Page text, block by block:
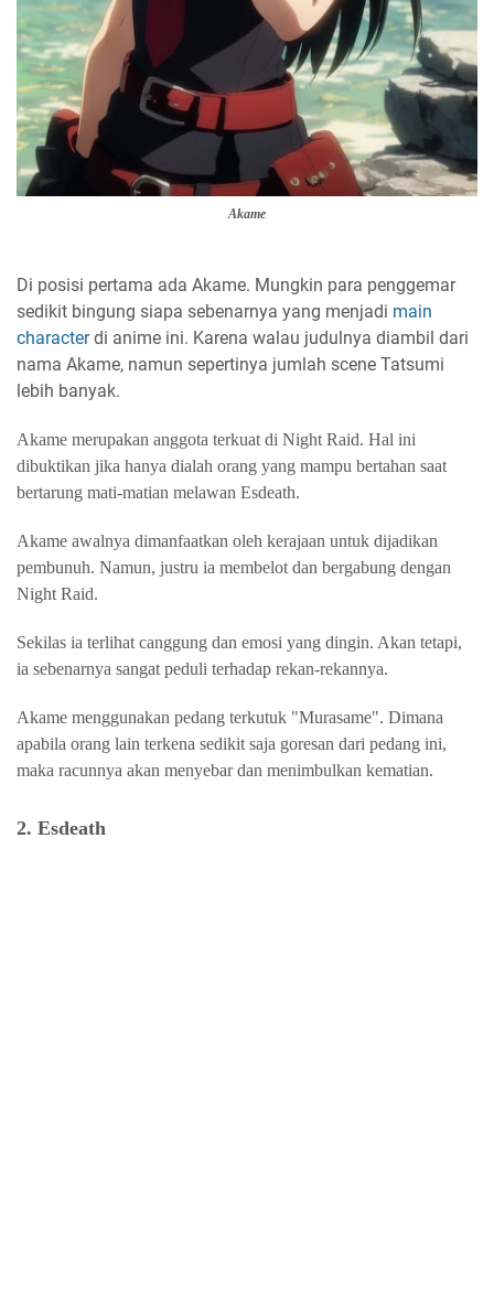
Akame
Di posisi pertama ada Akame. Mungkin para penggemar
sedikit bingung siapa sebenarnya yang menjadi main
characterdi anime ini. Karena walau judulnya diambil dari
nama Akame, namun sepertinya jumlah scene Tatsumi
lebih banyak.
Akame merupakan anggota terkuat di Night Raid. Hal ini
dibuktikan jika hanya dialah orang yang mampu bertahan saat
bertarung mati-matian melawan Esdeath.
Akame awalnya dimanfaatkan oleh kerajaan untuk dijadikan
pembunuh. Namun, justru ia membelot dan bergabung dengan
Night Raid.
Sekilas ia terlihat canggung dan emosi yang dingin. Akan tetapi,
ia sebenarnya sangat peduli terhadap rekan-rekannya.
Akame menggunakan pedang terkutuk "Murasame". Dimana
apabila orang lain terkena sedikit saja goresan dari pedang ini,
maka racunnya akan menyebar dan menimbulkan kematian.
2. Esdeath